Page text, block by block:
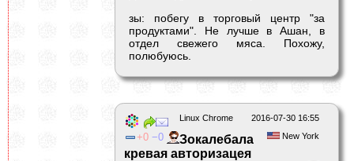
зы: побегу в торговый центр "за
продуктами". Не лучше в Ашан, в
отдел свежего мяса. Похожу,
полюбуюсь.
2016-07-30 16:55
Linux Chrome
New York
0 0
Зокалебала
кревая авторизацея